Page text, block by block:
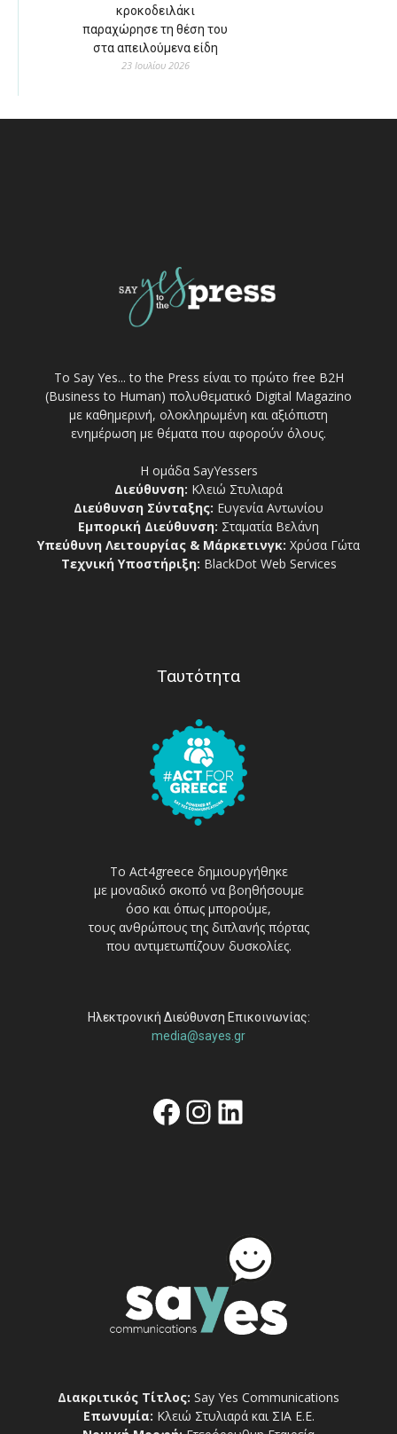
κροκοδειλάκι
παραχώρησε τη θέση του
στα απειλούμενα είδη
23 Ιουλίου 2026
Το Say Yes... to the Press είναι το πρώτο free Β2Η
(Business to Human) πολυθεματικό Digital Magazino
με καθημερινή, ολοκληρωμένη και αξιόπιστη
ενημέρωση με θέματα που αφορούν όλους.
Η ομάδα SayYessers
Διεύθυνση: Κλειώ Στυλιαρά
Διεύθυνση Σύνταξης: Ευγενία Αντωνίου
Εμπορική Διεύθυνση: Σταματία Βελάνη
Υπεύθυνη Λειτουργίας & Μάρκετινγκ: Χρύσα Γώτα
Τεχνική Υποστήριξη: BlackDot Web Services
Ταυτότητα
Το Act4greece δημιουργήθηκε
με μοναδικό σκοπό να βοηθήσουμε
όσο και όπως μπορούμε,
τους ανθρώπους της διπλανής πόρτας
που αντιμετωπίζουν δυσκολίες.
Ηλεκτρονική Διεύθυνση Επικοινωνίας:
media@sayes.gr
Facebook
Instagram
Linkedin
Διακριτικός Τίτλος: Say Yes Communications
Επωνυμία: Κλειώ Στυλιαρά και ΣΙΑ Ε.Ε.